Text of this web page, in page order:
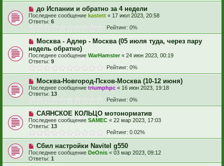
до Испании и обратно за 4 недели
Последнее сообщение kastett « 17 июл 2023, 20:58
Ответы: 6
Рейтинг: 0%
Москва - Адлер - Москва (05 июля туда, через пару
недель обратно)
Последнее сообщение WarHamster« 24 июн 2023, 00:19
Ответы: 9
Рейтинг: 0%
Москва-Новгород-Псков-Москва (10-12 июня)
Последнее сообщение triumphpc « 16 июн 2023, 19:18
Ответы: 13
Рейтинг: 0%
САЯНСКОЕ КОЛЬЦО мотонорматив
Последнее сообщение SAMEC « 22 мар 2023, 17:03
Ответы: 13
Рейтинг: 0.02%
Сбил настройки Navitel g550
Последнее сообщение DeOnis « 03 мар 2023, 09:12
Ответы: 1